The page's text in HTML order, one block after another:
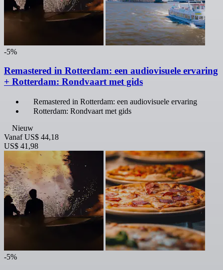
-5%
Remastered in Rotterdam: een audiovisuele ervaring
+ Rotterdam: Rondvaart met gids
Remastered in Rotterdam: een audiovisuele ervaring
Rotterdam: Rondvaart met gids
Nieuw
Vanaf US$ 44,18
US$ 41,98
-5%